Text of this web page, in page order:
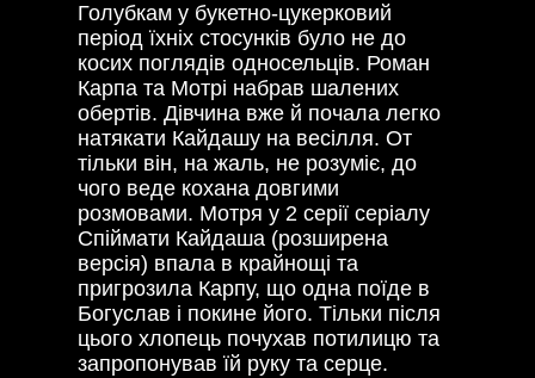
Голубкам у букетно-цукерковий
період їхніх стосунків було не до
косих поглядів односельців. Роман
Карпа та Мотрі набрав шалених
обертів. Дівчина вже й почала легко
натякати Кайдашу на весілля. От
тільки він, на жаль, не розуміє, до
чого веде кохана довгими
розмовами. Мотря у 2 серії серіалу
Спіймати Кайдаша (розширена
версія) впала в крайнощі та
пригрозила Карпу, що одна поїде в
Богуслав і покине його. Тільки після
цього хлопець почухав потилицю та
запропонував їй руку та серце.